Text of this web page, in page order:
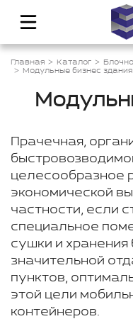
Главная Каталог
Модульные бизнес здания
Прачечная,
целесообразное
экономической
частности, если
специальное
сушки и хранения
значительной
пунктов,
этой цели
контейнеров.